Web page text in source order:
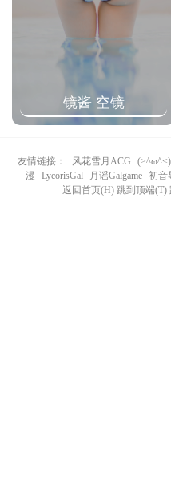
镜酱 空镜
友情链接： 风花雪月ACG
漫
LycorisGal 月谣Galgame 初音
返回首页(H) 跳到顶端(T)